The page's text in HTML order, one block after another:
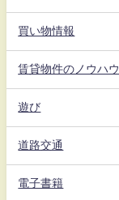
買い物情報
賃貸物件のノウハウ
遊び
道路交通
電子書籍